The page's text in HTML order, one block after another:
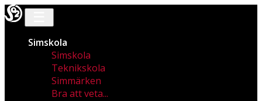
Simskola
Simskola
Teknikskola
Simmärken
Bra att veta...